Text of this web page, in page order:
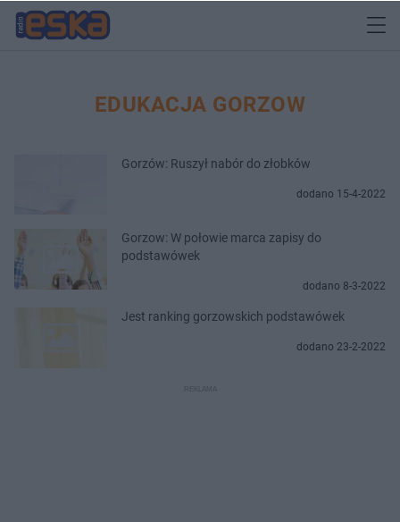
EDUKACJA GORZOW
Gorzów: Ruszył nabór do złobków
dodano 15-4-2022
Gorzow: W połowie marca zapisy do
podstawówek
dodano 8-3-2022
Jest ranking gorzowskich podstawówek
dodano 23-2-2022